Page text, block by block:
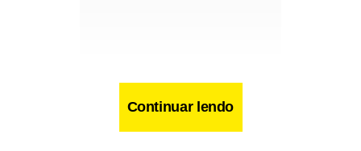
Continuar lendo